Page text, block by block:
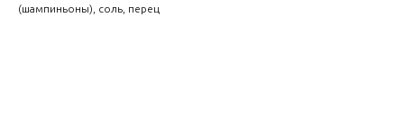
(шампиньоны), соль, перец